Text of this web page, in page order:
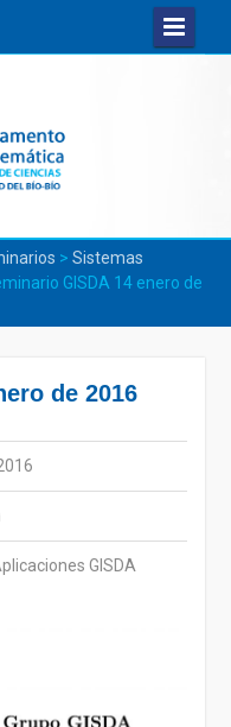
> Sistemas
GISDA 14 enero de
de 2016
GISDA